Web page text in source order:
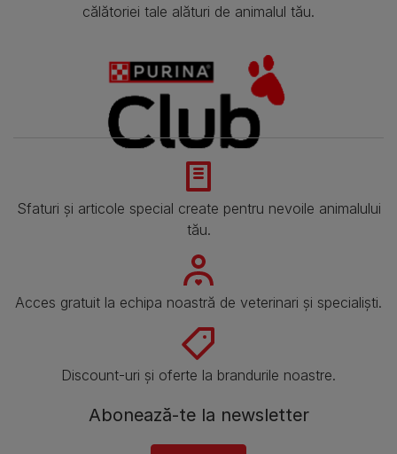
călătoriei tale alături de animalul tău.
Sfaturi și articole special create pentru nevoile animalului
tău.
Acces gratuit la echipa noastră de veterinari și specialiști.
Discount-uri și oferte la brandurile noastre.
Abonează-te la newsletter